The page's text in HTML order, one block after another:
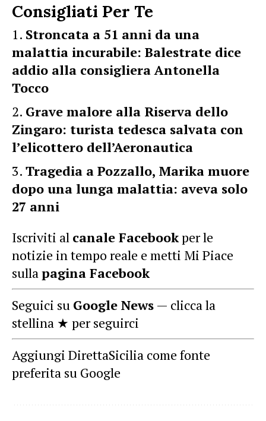
Consigliati Per Te
Stroncata a 51 anni da una
malattia incurabile: Balestrate dice
addio alla consigliera Antonella
Tocco
Grave malore alla Riserva dello
Zingaro: turista tedesca salvata con
l’elicottero dell’Aeronautica
Tragedia a Pozzallo, Marika muore
dopo una lunga malattia: aveva solo
27 anni
Iscriviti al canale Facebookper le
notizie in tempo reale e metti Mi Piace
sullapagina Facebook
Seguici su Google News — clicca la
stellina ★ per seguirci
Aggiungi DirettaSicilia come fonte
preferita su Google